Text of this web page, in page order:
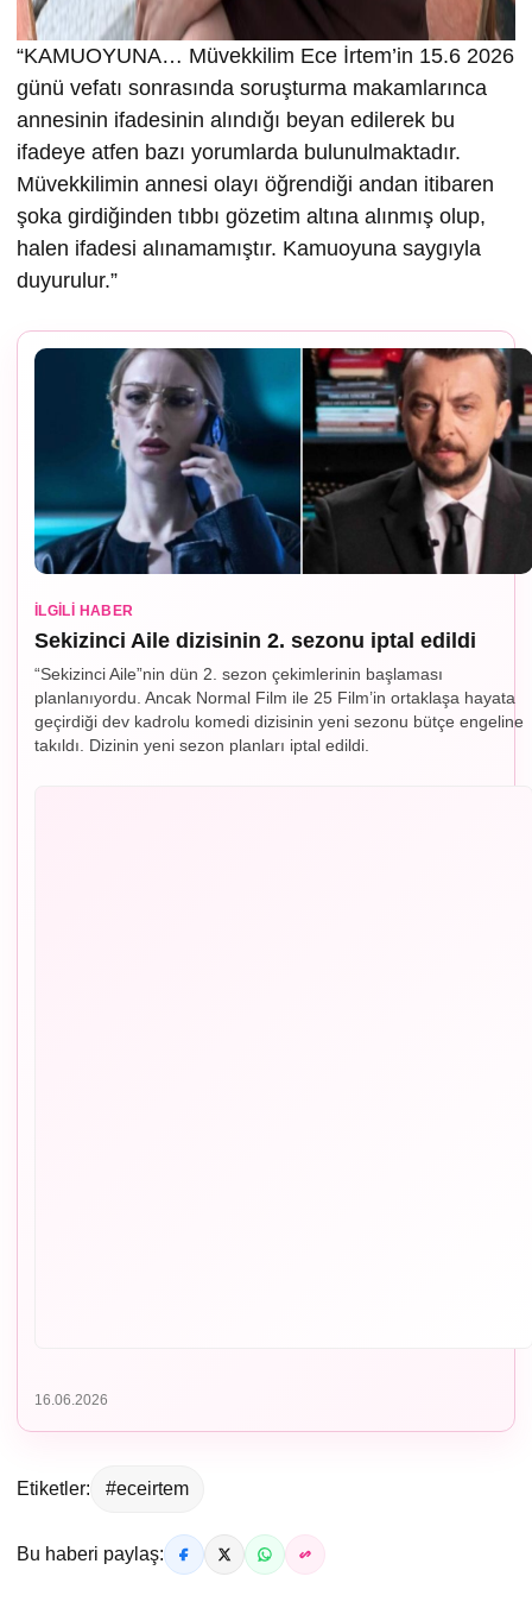
“KAMUOYUNA… Müvekkilim Ece İrtem’in 15.6 2026
günü vefatı sonrasında soruşturma makamlarınca
annesinin ifadesinin alındığı beyan edilerek bu
ifadeye atfen bazı yorumlarda bulunulmaktadır.
Müvekkilimin annesi olayı öğrendiği andan itibaren
şoka girdiğinden tıbbı gözetim altına alınmış olup,
halen ifadesi alınamamıştır. Kamuoyuna saygıyla
duyurulur.”
İLGILI HABER
Sekizinci Aile dizisinin 2. sezonu iptal edildi
“Sekizinci Aile”nin dün 2. sezon çekimlerinin başlaması
planlanıyordu. Ancak Normal Film ile 25 Film’in ortaklaşa hayata
geçirdiği dev kadrolu komedi dizisinin yeni sezonu bütçe engeline
takıldı. Dizinin yeni sezon planları iptal edildi.
16.06.2026
Etiketler: #eceirtem
Bu haberi paylaş: